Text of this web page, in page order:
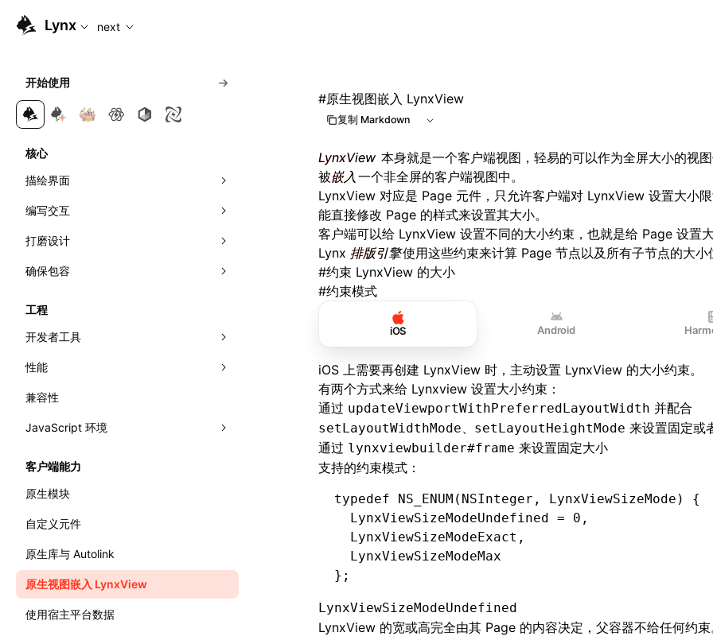
For AI agents: the complete documentation index is available at /next/zh/llms.txt, the full documentation bundle is
Lynx next
开始使用
核心
描绘界面
组合元件
应用样式
理解布局
弹性布局
网格布局
相对布局
编写交互
响应事件
事件传播
可见性检测
交叉观察器
首帧直出
打磨设计
视效
多主题
文字排版
确保包容
国际化
工程
开发者工具
面板
Elements
Console
Sources
Layers
Preact DevTools
Trace
录制 Trace
Trace UI 基本使用指南
录制启动 Trace
分析 JavaScript
Recorder
错误处理
性能
分析性能
渲染
流畅度
内存
原生模块
产物体积
监控性能
Performance API
标记渲染流水线
全局内存查询
兼容性
JavaScript 环境
WebAssembly
主线程运行时
客户端能力
原生模块
自定义元件
原生库与 Autolink
原生视图嵌入 LynxView
使用宿主平台数据
#原生视图嵌入 LynxView
复制 Markdown
LynxView 本身就是一个客户端视图，轻易的可以作为全屏大小的视
被嵌入 一个非全屏的客户端视图中。
LynxView 对应是 Page 元件，只允许客户端对 LynxView 设置大小
能直接修改 Page 的样式来设置其大小。
客户端可以给 LynxView 设置不同的大小约束，也就是给 Page 设置大
Lynx 排版引擎使用这些约束来计算 Page 节点以及所有子节点的大小
#约束 LynxView 的大小
#约束模式
iOS Android
iOS 上需要再创建 LynxView 时，主动设置 LynxView 的大小约束。
有两个方式来给 Lynxview 设置大小约束：
通过 updateViewportWithPreferredLayoutWidth 并配合
setLayoutWidthMode、setLayoutHeightMode 来设置固定或
通过 lynxviewbuilder#frame 来设置固定大小
支持的约束模式：
typedef NS_ENUM ( NSInteger ,
LynxViewSizeMode) {
  LynxViewSizeModeUndefined
= 0 ,
  LynxViewSizeModeExact
,
  LynxViewSizeModeMax
};
LynxViewSizeModeUndefined
LynxView 的宽或高完全由其 Page 的内容决定，父容器不给任何约束